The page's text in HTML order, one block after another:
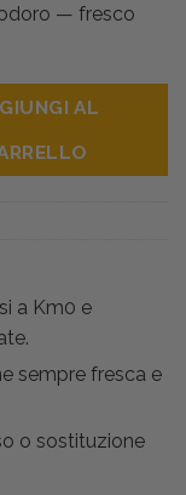
— fresco
gr500 quantità
AL
a Km0 e
sempre fresca e
o sostituzione